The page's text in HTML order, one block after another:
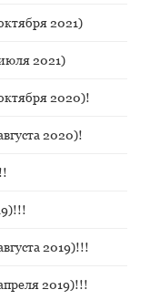
2021)
2021)
2020)!
2020)!
2019)!!!
2019)!!!